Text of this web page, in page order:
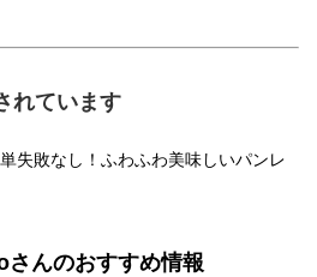
れています
失敗なし！ふわふわ美味しいパンレ
んのおすすめ情報